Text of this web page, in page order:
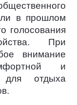
в прошлом
голосования
При
внимание
и
для отдыха